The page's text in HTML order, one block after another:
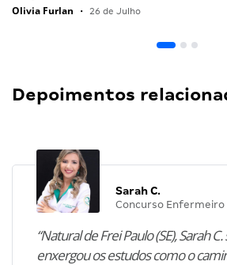
Olivia Furlan • 26 de Julho
Depoimentos
Sarah C.
Concurso Enfermeiro
“Natural de Frei Paulo (SE), Sarah
enxergou os estudos como o